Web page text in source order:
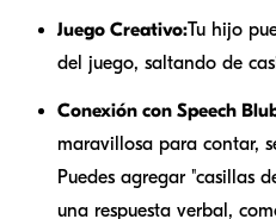
Juego Creativo:Tu hijo
del juego, saltando de
Conexión con Speech
maravillosa para contar,
Puedes agregar "casillas
una respuesta verbal,